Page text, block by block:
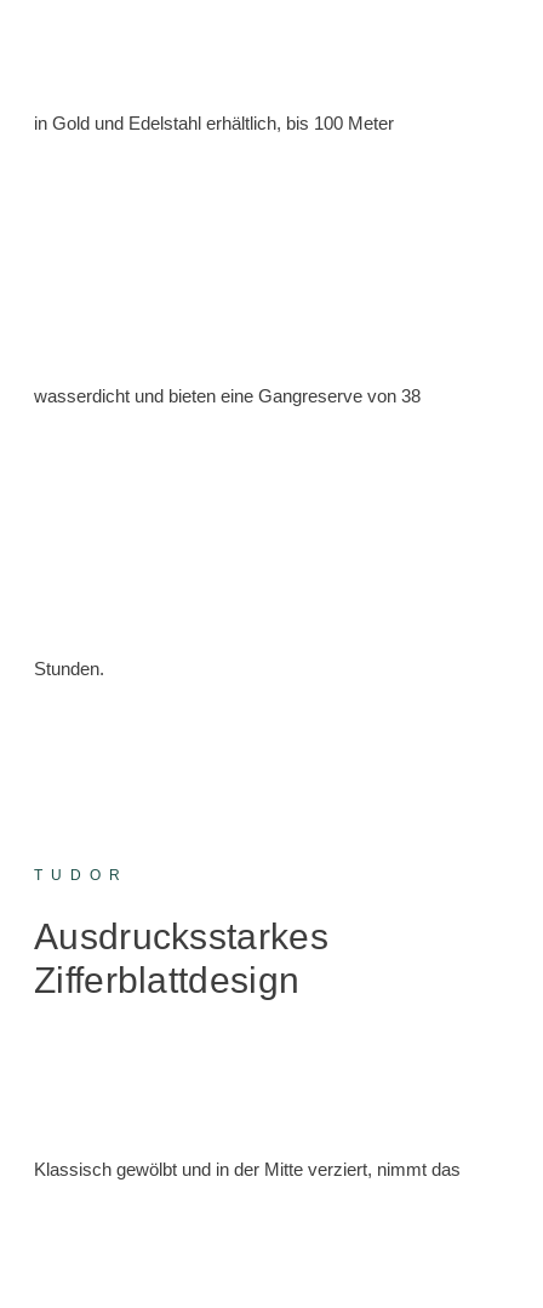
in Gold und Edelstahl erhältlich, bis 100 Meter
wasserdicht und bieten eine Gangreserve von 38
Stunden.
TUDOR​
Ausdrucksstarkes
Zifferblattdesign
Klassisch gewölbt und in der Mitte verziert, nimmt das